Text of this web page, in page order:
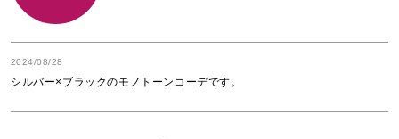
2024/08/28
シルバー×ブラックのモノトーンコーデです。